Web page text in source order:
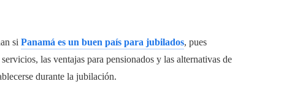
si Panamá es un buen país para jubilados, pues
las ventajas para pensionados y las alternativas de
durante la jubilación.